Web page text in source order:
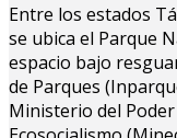
Entre los estados
se ubica el Parque
espacio bajo
de Parques
Ministerio del